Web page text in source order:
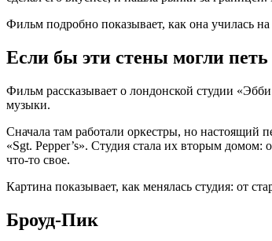
Фильм подробно показывает, как она училась
Если бы эти стены могли петь
Фильм рассказывает о лондонской студии
музыки.
Сначала там работали оркестры, но настоящий
«Sgt. Pepper’s». Студия стала их вторым
что-то свое.
Картина показывает, как менялась студия: от
Броуд-Пик